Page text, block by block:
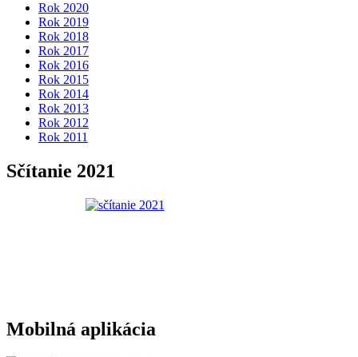
Rok 2020
Rok 2019
Rok 2018
Rok 2017
Rok 2016
Rok 2015
Rok 2014
Rok 2013
Rok 2012
Rok 2011
Sčítanie 2021
Mobilná aplikácia